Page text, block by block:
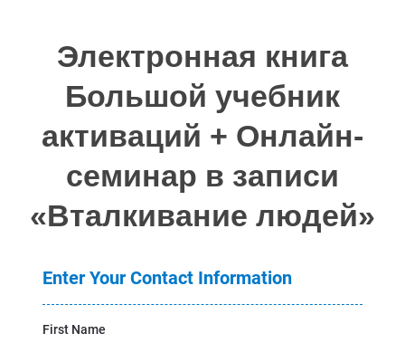
Электронная книга
Большой учебник
активаций + Онлайн-
семинар в записи
«Вталкивание людей»